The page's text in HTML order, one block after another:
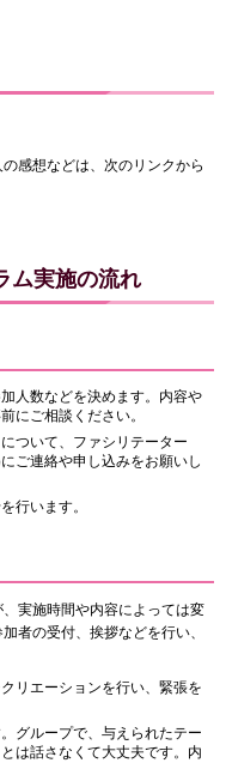
感想などは、次のリンクから
ム実施の流れ
人数などを決めます。内容や
にご相談ください。
ついて、ファシリテーター
ご連絡や申し込みをお願いし
行います。
実施時間や内容によっては変
者の受付、挨拶などを行い、
リエーションを行い、緊張を
グループで、与えられたテー
は話さなくて大丈夫です。内